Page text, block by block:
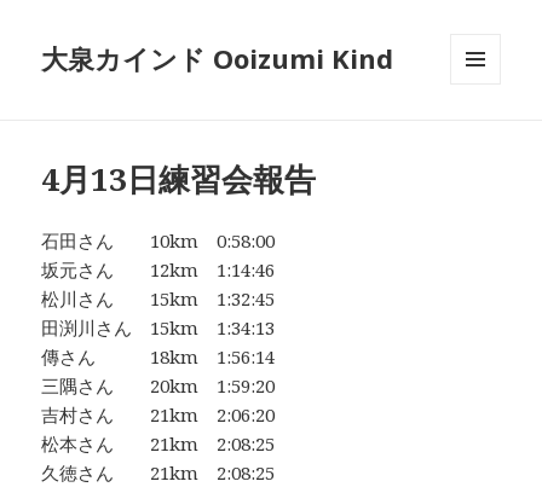
大泉カインド Ooizumi Kind
4月13日練習会報告
石田さん 10km 0:58:00
坂元さん 12km 1:14:46
松川さん 15km 1:32:45
田渕川さん 15km 1:34:13
傳さん 18km 1:56:14
三隅さん 20km 1:59:20
吉村さん 21km 2:06:20
松本さん 21km 2:08:25
久徳さん 21km 2:08:25